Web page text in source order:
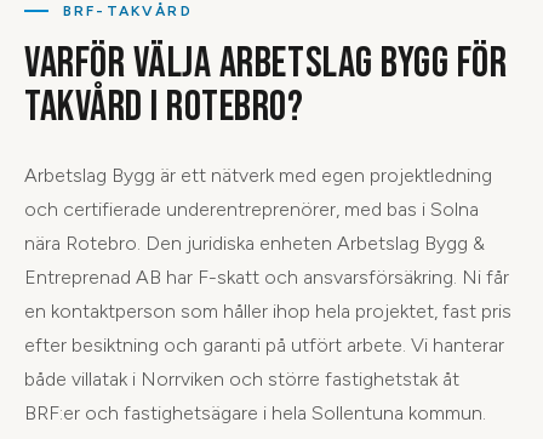
BRF-TAKVÅRD
VARFÖR VÄLJA ARBETSLAG BYGG FÖR
TAKVÅRD I ROTEBRO?
Arbetslag Bygg är ett nätverk med egen projektledning
och certifierade underentreprenörer, med bas i Solna
nära Rotebro. Den juridiska enheten Arbetslag Bygg &
Entreprenad AB har F-skatt och ansvarsförsäkring. Ni får
en kontaktperson som håller ihop hela projektet, fast pris
efter besiktning och garanti på utfört arbete. Vi hanterar
både villatak i Norrviken och större fastighetstak åt
BRF:er och fastighetsägare i hela Sollentuna kommun.